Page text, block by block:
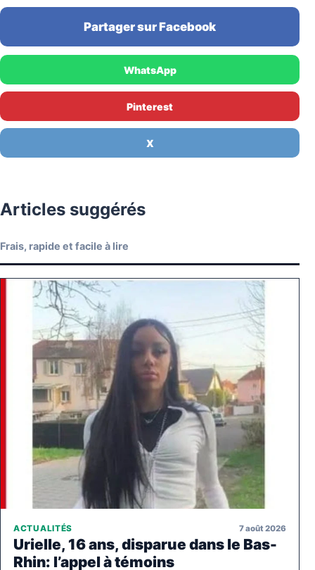
Partager sur Facebook
WhatsApp
Pinterest
X
Articles suggérés
Frais, rapide et facile à lire
ACTUALITÉS 7 août 2026
Urielle, 16 ans, disparue dans le Bas-
Rhin: l’appel à témoins